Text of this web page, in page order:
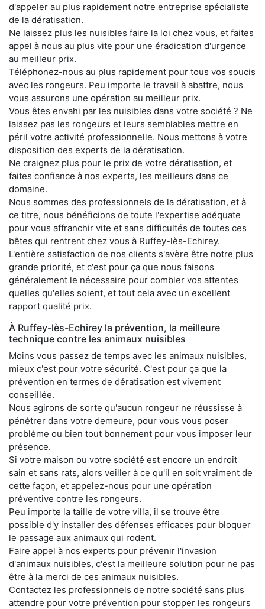
d'appeler au plus rapidement notre entreprise spécialiste
de la dératisation.
Ne laissez plus les nuisibles faire la loi chez vous, et faites
appel à nous au plus vite pour une éradication d'urgence
au meilleur prix.
Téléphonez-nous au plus rapidement pour tous vos soucis
avec les rongeurs. Peu importe le travail à abattre, nous
vous assurons une opération au meilleur prix.
Vous êtes envahi par les nuisibles dans votre société ? Ne
laissez pas les rongeurs et leurs semblables mettre en
péril votre activité professionnelle. Nous mettons à votre
disposition des experts de la dératisation.
Ne craignez plus pour le prix de votre dératisation, et
faites confiance à nos experts, les meilleurs dans ce
domaine.
Nous sommes des professionnels de la dératisation, et à
ce titre, nous bénéficions de toute l'expertise adéquate
pour vous affranchir vite et sans difficultés de toutes ces
bêtes qui rentrent chez vous à Ruffey-lès-Echirey.
L'entière satisfaction de nos clients s'avère être notre plus
grande priorité, et c'est pour ça que nous faisons
généralement le nécessaire pour combler vos attentes
quelles qu'elles soient, et tout cela avec un excellent
rapport qualité prix.
À Ruffey-lès-Echirey la prévention, la meilleure
technique contre les animaux nuisibles
Moins vous passez de temps avec les animaux nuisibles,
mieux c'est pour votre sécurité. C'est pour ça que la
prévention en termes de dératisation est vivement
conseillée.
Nous agirons de sorte qu'aucun rongeur ne réussisse à
pénétrer dans votre demeure, pour vous vous poser
problème ou bien tout bonnement pour vous imposer leur
présence.
Si votre maison ou votre société est encore un endroit
sain et sans rats, alors veiller à ce qu'il en soit vraiment de
cette façon, et appelez-nous pour une opération
préventive contre les rongeurs.
Peu importe la taille de votre villa, il se trouve être
possible d'y installer des défenses efficaces pour bloquer
le passage aux animaux qui rodent.
Faire appel à nos experts pour prévenir l'invasion
d'animaux nuisibles, c'est la meilleure solution pour ne pas
être à la merci de ces animaux nuisibles.
Contactez les professionnels de notre société sans plus
attendre pour votre prévention pour stopper les rongeurs